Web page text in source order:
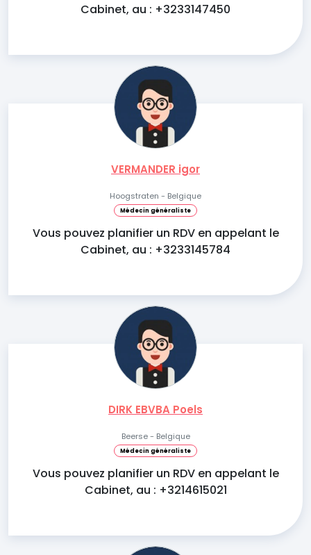
Cabinet, au : +3233147450
VERMANDER igor
Hoogstraten - Belgique
Médecin généraliste
Vous pouvez planifier un RDV en appelant le
Cabinet, au : +3233145784
DIRK EBVBA Poels
Beerse - Belgique
Médecin généraliste
Vous pouvez planifier un RDV en appelant le
Cabinet, au : +3214615021